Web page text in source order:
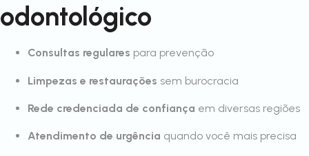
odontológico
Consultas regulares para prevenção
Limpezas e restaurações sem burocracia
Rede credenciada de confiança em diversas regiões
Atendimento de urgência quando você mais precisa